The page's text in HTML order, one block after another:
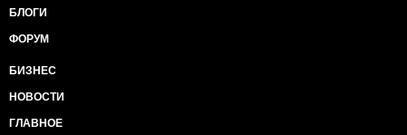
БЛОГИ
ФОРУМ
БИЗНЕС
НОВОСТИ
ГЛАВНОЕ